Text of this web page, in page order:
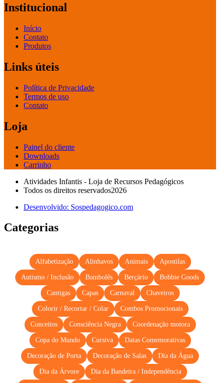
Institucional
Início
Contato
Produtos
Links úteis
Política de Privacidade
Termos de uso
Contato
Loja
Painel do cliente
Downloads
Carrinho
Atividades Infantis - Loja de Recursos Pedagógicos
Todos os direitos reservados2026
Desenvolvido: Sospedagogico.com
Categorias
Alfabetização Alinhavos Animais Apostilas
Autismo / Inclusão Bambolês Berçário Bobbie Goods
Cantigas Capas Carnaval Chaveiros
Colorir / Recortar / Colar Combos Promocionais
Conceitos Consciência Negra Coordenação motora
Copa do Mundo Cursiva Datas Comemorativas
Decoração de Porta Decoração de Salas Dia da Água
Dia da Árvore Dia da Bandeira / Independência